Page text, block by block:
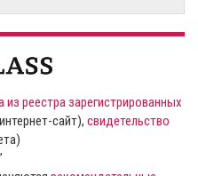
из реестра зарегистрированных
сайт), свидетельство